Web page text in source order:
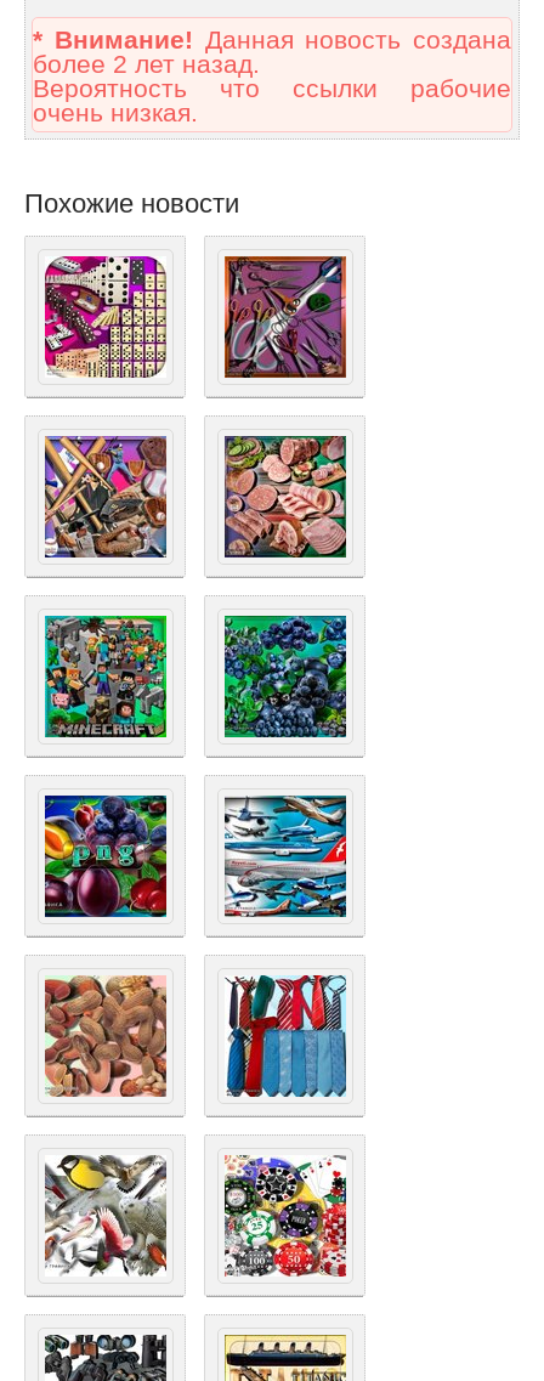
* Внимание! Данная новость создана
более 2 лет назад.
Вероятность что ссылки рабочие
очень низкая.
Похожие новости